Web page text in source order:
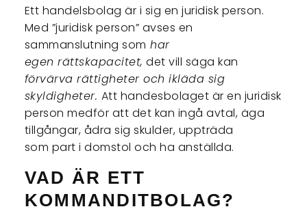
Ett handelsbolag är i sig en juridisk person.
Med ”juridisk person” avses en
sammanslutning som har
egen rättskapacitet, det vill säga kan
förvärva rättigheter och ikläda sig
skyldigheter. Att handesbolaget är en juridisk
person medför att det kan ingå avtal, äga
tillgångar, ådra sig skulder, uppträda
som part i domstol och ha anställda.
VAD ÄR ETT
KOMMANDITBOLAG?